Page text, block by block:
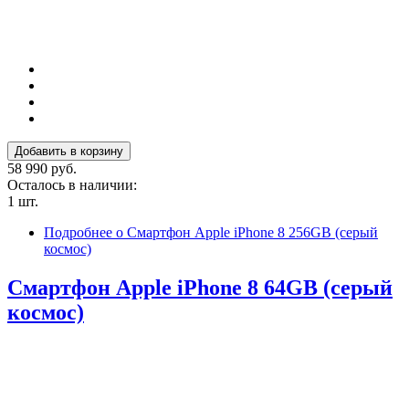
58 990 руб.
Осталось в наличии:
1 шт.
Подробнее о Смартфон Apple iPhone 8 256GB (серый
космос)
Смартфон Apple iPhone 8 64GB (серый
космос)